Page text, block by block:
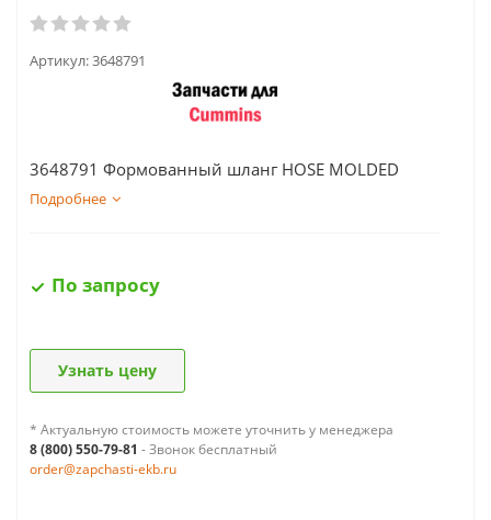
Артикул:3648791
3648791 Формованный шланг HOSE MOLDED
Подробнее
По запросу
Узнать цену
* Актуальную стоимость можете уточнить у менеджера
8 (800) 550-79-81 - Звонок бесплатный
order@zapchasti-ekb.ru